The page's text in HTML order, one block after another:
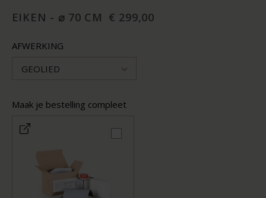
EIKEN - ⌀ 70 CM € 299,00
AFWERKING
GEOLIED
Maak je bestelling compleet